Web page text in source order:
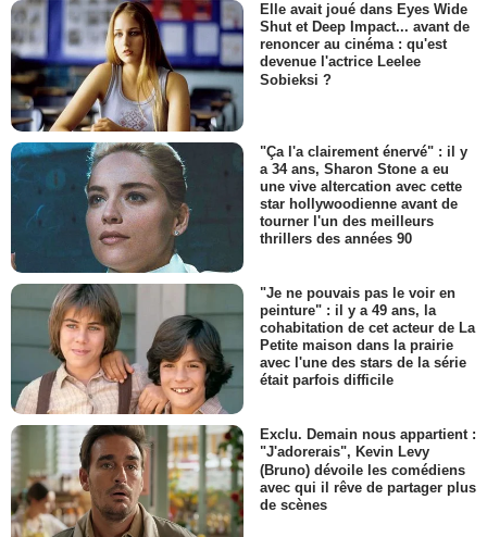
Elle avait joué dans Eyes Wide
Shut et Deep Impact... avant de
renoncer au cinéma : qu'est
devenue l'actrice Leelee
Sobieksi ?
"Ça l'a clairement énervé" : il y
a 34 ans, Sharon Stone a eu
une vive altercation avec cette
star hollywoodienne avant de
tourner l'un des meilleurs
thrillers des années 90
"Je ne pouvais pas le voir en
peinture" : il y a 49 ans, la
cohabitation de cet acteur de La
Petite maison dans la prairie
avec l'une des stars de la série
était parfois difficile
Exclu. Demain nous appartient :
"J'adorerais", Kevin Levy
(Bruno) dévoile les comédiens
avec qui il rêve de partager plus
de scènes